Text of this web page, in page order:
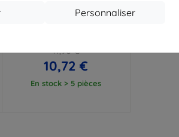
Personnaliser
11,90 €
10,72 €
En stock > 5 pièces